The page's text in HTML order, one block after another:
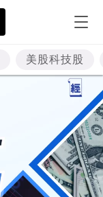
美股科技股